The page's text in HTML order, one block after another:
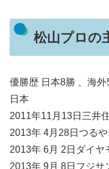
松山プロの
優勝歴 日本8勝 、海外
日本
2011年11月13日三井
2013年 4月28日つる
2013年 6月 2日ダイヤ
2013年 9月 8日フジサ